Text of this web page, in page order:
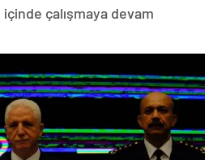
çalışmaya devam